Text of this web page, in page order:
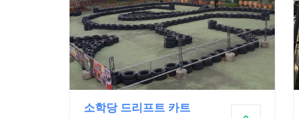
소학당 드리프트 카트